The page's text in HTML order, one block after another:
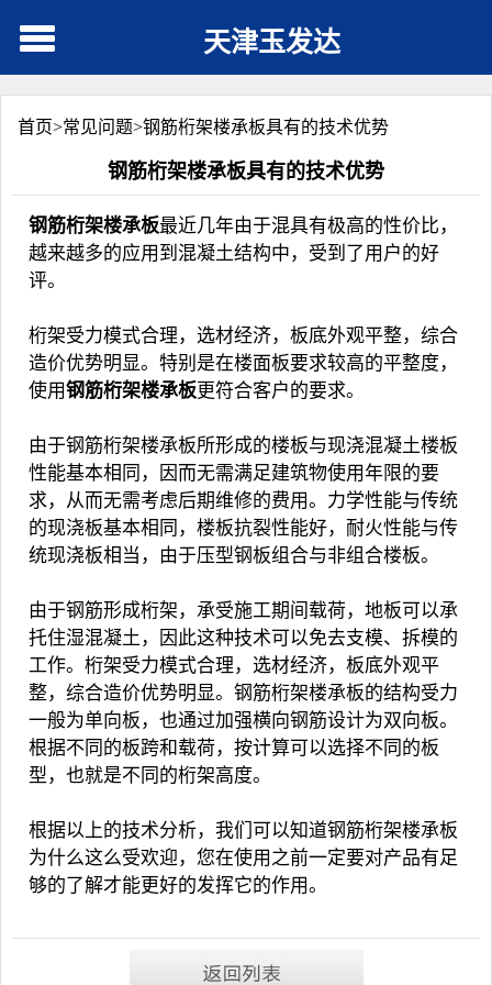
天津玉发达
首页>常见问题>钢筋桁架楼承板具有的技术优势
钢筋桁架楼承板具有的技术优势
钢筋桁架楼承板最近几年由于混具有极高的性价比，
越来越多的应用到混凝土结构中，受到了用户的好
评。
桁架受力模式合理，选材经济，板底外观平整，综合
造价优势明显。特别是在楼面板要求较高的平整度，
使用钢筋桁架楼承板更符合客户的要求。
由于钢筋桁架楼承板所形成的楼板与现浇混凝土楼板
性能基本相同，因而无需满足建筑物使用年限的要
求，从而无需考虑后期维修的费用。力学性能与传统
的现浇板基本相同，楼板抗裂性能好，耐火性能与传
统现浇板相当，由于压型钢板组合与非组合楼板。
由于钢筋形成桁架，承受施工期间载荷，地板可以承
托住湿混凝土，因此这种技术可以免去支模、拆模的
工作。桁架受力模式合理，选材经济，板底外观平
整，综合造价优势明显。 钢筋桁架楼承板的结构受力
一般为单向板，也通过加强横向钢筋设计为双向板。
根据不同的板跨和载荷，按计算可以选择不同的板
型，也就是不同的桁架高度。
根据以上的技术分析，我们可以知道钢筋桁架楼承板
为什么这么受欢迎，您在使用之前一定要对产品有足
够的了解才能更好的发挥它的作用。